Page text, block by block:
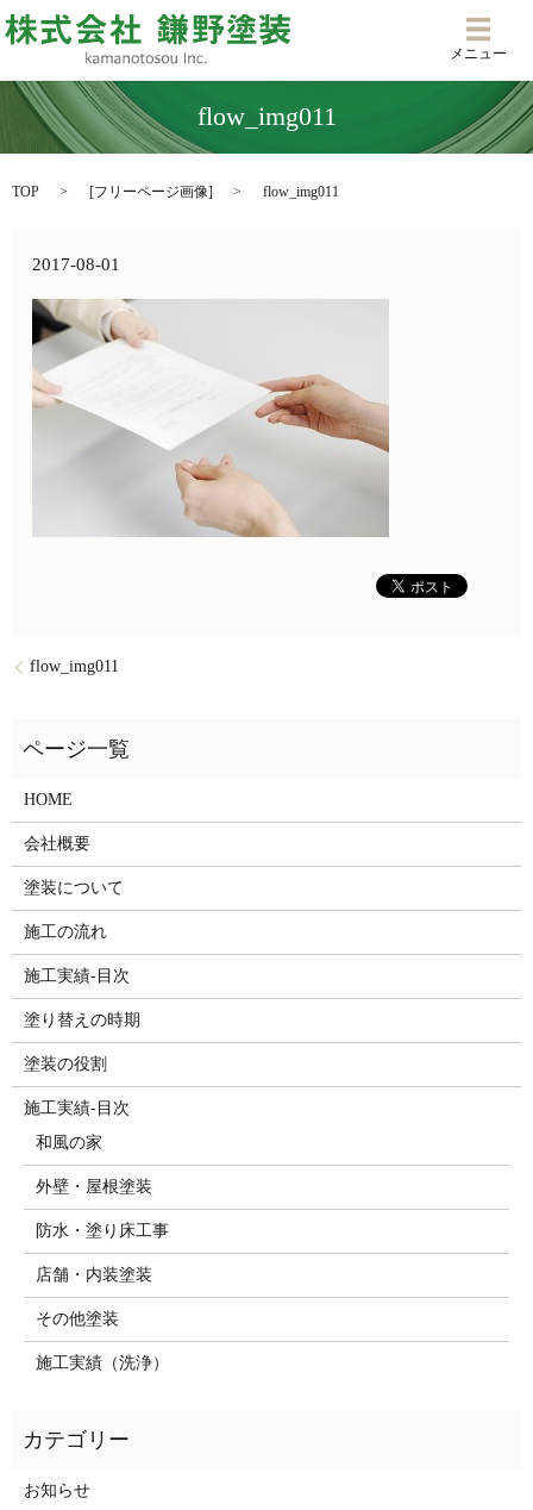
メニ
メニュー
flow_img011
TOP [フリーページ画像] flow_img011
2017-08-01
flow_img011
HOME
会社概要
塗装について
施工の流れ
施工実績-目次
塗り替えの時期
塗装の役割
施工実績-目次
和風の家
外壁・屋根塗装
防水・塗り床工事
店舗・内装塗装
その他塗装
施工実績（洗浄）
お知らせ